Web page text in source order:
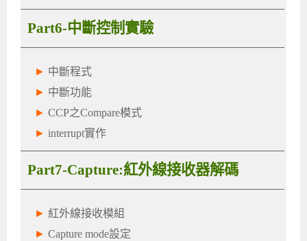
Part6-中斷控制實驗
► 中斷程式
► 中斷功能
► CCP之Compare模式
► interrupt實作
Part7-Capture:紅外線接收器解碼
► 紅外線接收模組
► Capture mode設定